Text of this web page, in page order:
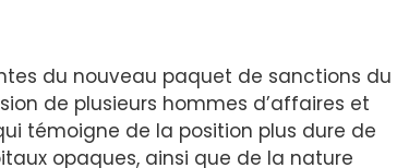
du nouveau paquet de sanctions du
de plusieurs hommes d’affaires et
témoigne de la position plus dure de
opaques, ainsi que de la nature